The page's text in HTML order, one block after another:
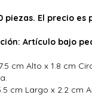
piezas. El precio es
Artículo bajo
cm Alto x 1.8 cm
cm Largo x 2.2 cm